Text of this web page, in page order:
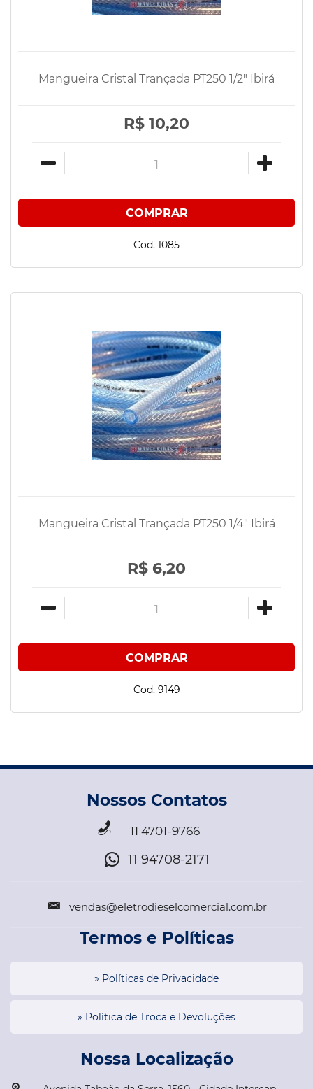
Mangueira Cristal Trançada PT250 1/2" Ibirá
R$ 10,20
Cod. 1085
Mangueira Cristal Trançada PT250 1/4" Ibirá
R$ 6,20
Cod. 9149
Nossos Contatos
11 4701-9766
11 94708-2171
vendas@eletrodieselcomercial.com.br
Termos e Políticas
» Políticas de Privacidade
» Política de Troca e Devoluções
Nossa Localização